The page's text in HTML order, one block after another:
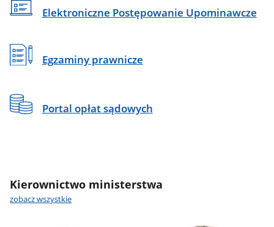
Elektroniczne Postępowanie Upominawcze
Egzaminy prawnicze
Portal opłat sądowych
Kierownictwo ministerstwa
zobacz wszystkie